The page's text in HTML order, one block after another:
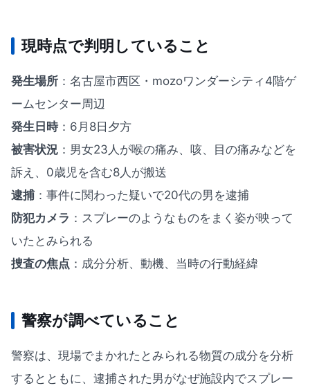
現時点で判明していること
発生場所 ：名古屋市西区・mozoワンダーシティ4階ゲ
ームセンター周辺
発生日時：6月8日夕方
被害状況 ：男女23人が喉の痛み、咳、目の痛みなどを
訴え、0歳児を含む8人が搬送
逮捕：事件に関わった疑いで20代の男を逮捕
防犯カメラ ：スプレーのようなものをまく姿が映って
いたとみられる
捜査の焦点 ：成分分析、動機、当時の行動経緯
警察が調べていること
警察は、現場でまかれたとみられる物質の成分を分析
するとともに、逮捕された男がなぜ施設内でスプレー